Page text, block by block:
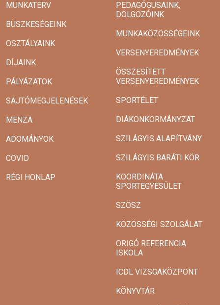
MUNKATERV
BÜSZKESÉGEINK
OSZTÁLYAINK
DÍJAINK
PÁLYÁZATOK
SAJTÓMEGJELENÉSEK
MENZA
ADOMÁNYOK
COVID
RÉGI HONLAP
PEDAGÓGUSAINK,
DOLGOZÓINK
MUNKAKÖZÖSSÉGEINK
VERSENYEREDMÉNYEK
ÖSSZESÍTETT
VERSENYEREDMÉNYEK
SPORTÉLET
DIÁKÖNKORMÁNYZAT
SZILÁGYIS ALAPÍTVÁNY
SZILÁGYIS BARÁTI KÖR
KOORDINÁTA
SPORTEGYESÜLET
SZÖSZ
KÖZÖSSÉGI SZOLGÁLAT
ORIGÓ REFERENCIA
ISKOLA
ICDL VIZSGAKÖZPONT
KÖNYVTÁR